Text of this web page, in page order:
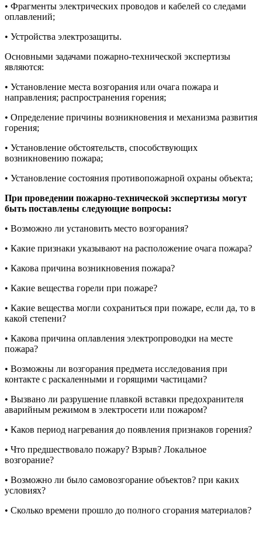
• Фрагменты электрических проводов и кабелей со следами
оплавлений;
• Устройства электрозащиты.
Основными задачами пожарно-технической экспертизы
являются:
• Установление места возгорания или очага пожара и
направления; распространения горения;
• Определение причины возникновения и механизма развития
горения;
• Установление обстоятельств, способствующих
возникновению пожара;
• Установление состояния противопожарной охраны объекта;
При проведении пожарно-технической экспертизы могут
быть поставлены следующие вопросы:
• Возможно ли установить место возгорания?
• Какие признаки указывают на расположение очага пожара?
• Какова причина возникновения пожара?
• Какие вещества горели при пожаре?
• Какие вещества могли сохраниться при пожаре, если да, то в
какой степени?
• Какова причина оплавления электропроводки на месте
пожара?
• Возможны ли возгорания предмета исследования при
контакте с раскаленными и горящими частицами?
• Вызвано ли разрушение плавкой вставки предохранителя
аварийным режимом в электросети или пожаром?
• Каков период нагревания до появления признаков горения?
• Что предшествовало пожару? Взрыв? Локальное
возгорание?
• Возможно ли было самовозгорание объектов? при каких
условиях?
• Сколько времени прошло до полного сгорания материалов?